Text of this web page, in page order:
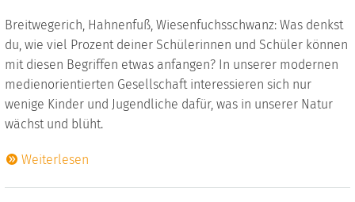
Breitwegerich, Hahnenfuß, Wiesenfuchsschwanz: Was denkst
du, wie viel Prozent deiner Schülerinnen und Schüler können
mit diesen Begriffen etwas anfangen? In unserer modernen
medienorientierten Gesellschaft interessieren sich nur
wenige Kinder und Jugendliche dafür, was in unserer Natur
wächst und blüht.
Weiterlesen